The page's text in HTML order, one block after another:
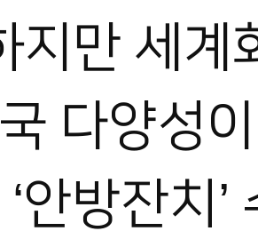
지만 세계
다양성
안방잔치